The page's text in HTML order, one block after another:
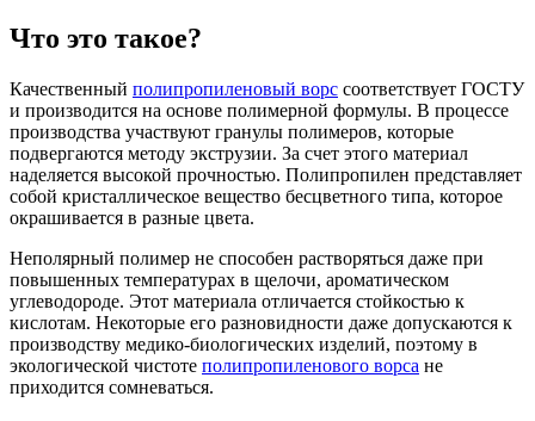
Что это такое?
Качественный полипропиленовый ворс соответствует ГОСТУ
и производится на основе полимерной формулы. В процессе
производства участвуют гранулы полимеров, которые
подвергаются методу экструзии. За счет этого материал
наделяется высокой прочностью. Полипропилен представляет
собой кристаллическое вещество бесцветного типа, которое
окрашивается в разные цвета.
Неполярный полимер не способен растворяться даже при
повышенных температурах в щелочи, ароматическом
углеводороде. Этот материала отличается стойкостью к
кислотам. Некоторые его разновидности даже допускаются к
производству медико-биологических изделий, поэтому в
экологической чистоте полипропиленового ворса не
приходится сомневаться.